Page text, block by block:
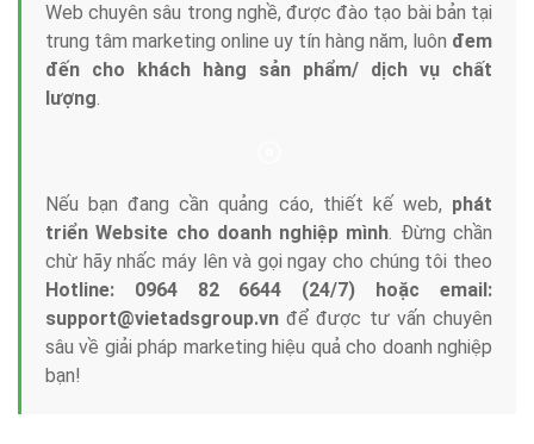
Web chuyên sâu trong nghề, được đào tạo bài bản tại
trung tâm marketing online uy tín hàng năm, luôn đem
đến cho khách hàng sản phẩm/ dịch vụ chất
lượng.
Nếu bạn đang cần quảng cáo, thiết kế web, phát
triển Website cho doanh nghiệp mình. Đừng chần
chừ hãy nhấc máy lên và gọi ngay cho chúng tôi theo
Hotline: 0964 82 6644 (24/7) hoặc email:
support@vietadsgroup.vn để được tư vấn chuyên
sâu về giải pháp marketing hiệu quả cho doanh nghiệp
bạn!